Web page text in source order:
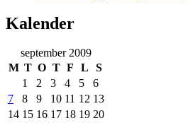
Kalender
september 2009
M T O T F L
S
1
2 3 4 5
6
7
8 9 10 11 12 13
14 15 16 17 18 19 20